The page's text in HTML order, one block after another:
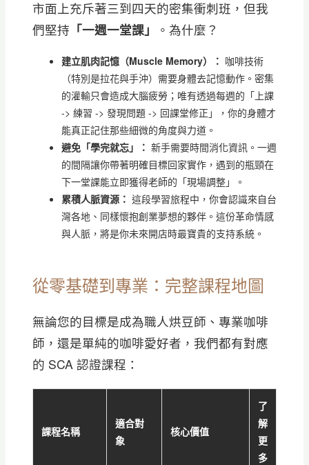
市面上充斥著三到四天的密集衝刺班，但我
們堅持 「一週一堂課」 。為什麼？
建立肌肉記憶（Muscle Memory）： 咖啡技術
（特別是拉花與手沖）需要身體去記憶動作。密集
的灌輸只會造成大腦疲勞；唯有透過每週的「上課
-> 練習 -> 發現問題 -> 回課堂修正」，你的身體才
能真正記住那些細微的角度與力道。
避免「學完就忘」： 新手需要時間消化資訊。一週
的間隔讓你帶著明確目標回家實作，遇到的瓶頸在
下一堂課能立即獲得老師的「現場調整」。
累積人脈資源： 這段學習旅程中，你會認識來自台
灣各地、同樣懷抱創業夢想的夥伴。這份革命情感
與人脈，將是你未來開店時最寶貴的支持系統。
從零基礎到專業：完整課程地圖
無論您的目標是成為職人烘豆師、專業咖啡
師，還是單純的咖啡愛好者，我們都有對應
的 SCA 認證課程：
課程名稱
適合對
象
核心價值
了
解
更
多